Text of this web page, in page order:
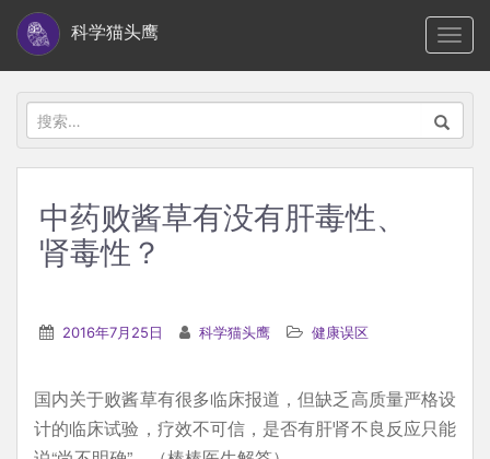
i
科学猫头鹰
搜
索：
中药败酱草有没有肝毒性、
肾毒性？
2016年7月25日 科学猫头鹰 健康误区
国内关于败酱草有很多临床报道，但缺乏高质量严格设
计的临床试验，疗效不可信，是否有肝肾不良反应只能